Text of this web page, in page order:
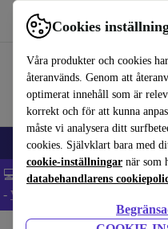
Cookies
Våra produkter och cookies
återanvänds. Genom att
optimerat innehåll som är
korrekt och för att kunna
måste vi analysera ditt
cookies. Självklart bara med
cookie-inställningar när som
databehandlarens
Använd refurbed snabbt och enkelt
🎒 Back to school Mobiltelefoner
💻 Extra 5% rabatt på alla
- Villkor